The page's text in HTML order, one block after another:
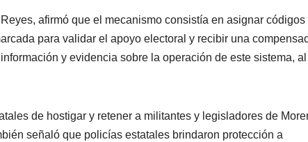
afirmó que el mecanismo consistía en asignar códigos
para validar el apoyo electoral y recibir una
y evidencia sobre la operación de este sistema,
de hostigar y retener a militantes y legisladores de
señaló que policías estatales brindaron protección a